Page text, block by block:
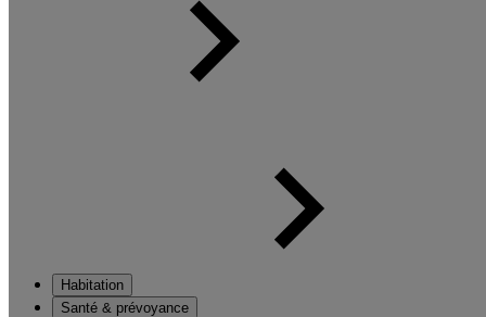
Habitation
Santé & prévoyance